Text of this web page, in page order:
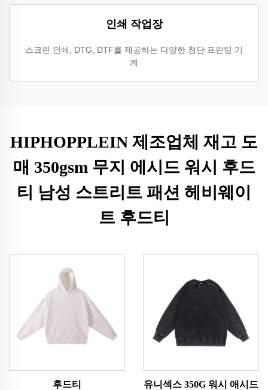
인쇄 작업장
스크린 인쇄, DTG, DTF를 제공하는 다양한 첨단 프린팅 기
계
HIPHOPPLEIN 제조업체 재고 도
매 350gsm 무지 에시드 워시 후드
티 남성 스트리트 패션 헤비웨이
트 후드티
후드티 유니섹스 350G 워시 애시드